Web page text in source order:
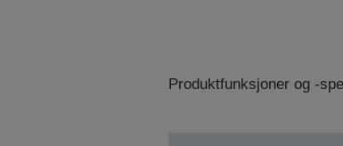
Produktfunksjoner og -